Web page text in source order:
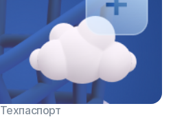
Техпаспорт